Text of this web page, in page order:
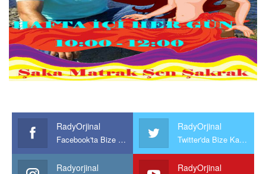
RadyOrjinal
Facebook'ta Bize Katılın
RadyOrjinal
Twitter'da Bize Katılın
Radyorjinal RadyOrjinal